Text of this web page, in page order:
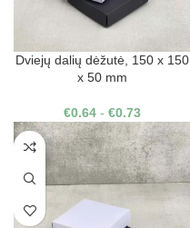
Dviejų dalių dėžutė, 150 x 150
x 50 mm
€0.64- €0.73